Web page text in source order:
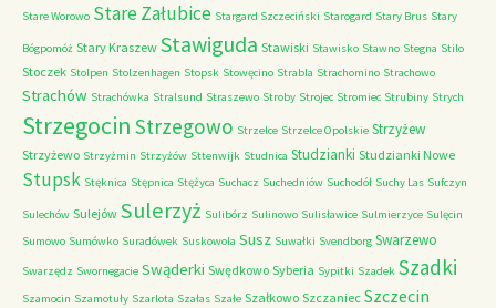
Stare Worowo Stare Załubice Stargard Szczeciński Starogard Stary Brus Stary
Bógpomóż Stary Kraszew Stawiguda Stawiski Stawisko Stawno Stegna Stilo
Stoczek Stolpen Stolzenhagen Stopsk Stowęcino Strabla Strachomino Strachowo
Strachów Strachówka Stralsund Straszewo Stroby Strojec Stromiec Strubiny Strych
Strzegocin Strzegowo Strzelce Strzelce Opolskie Strzyżew
Strzyżewo Strzyżmin Strzyżów Sttenwijk Studnica Studzianki Studzianki Nowe
Stupsk Stęknica Stępnica Stężyca Suchacz Suchedniów Suchodół Suchy Las Sufczyn
Sulechów Sulejów Sulerzyż Sulibórz Sulinowo Sulisławice Sulmierzyce Sulęcin
Sumowo Sumówko Suradówek Suskowola Susz Suwałki Svendborg Swarzewo
Swarzędz Swornegacie Swąderki Swędkowo Syberia Sypitki Szadek Szadki
Szamocin Szamotuły Szarlota Szałas Szałe Szałkowo Szczaniec Szczecin